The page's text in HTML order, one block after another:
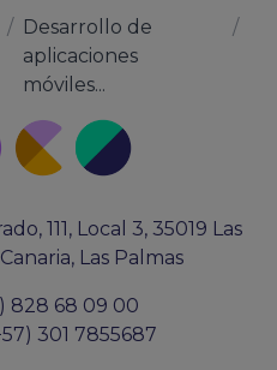
/ Desarrollo de
aplicaciones
móviles...
/
111, Local 3, 35019 Las
Las Palmas
828 68 09 00
301 7855687